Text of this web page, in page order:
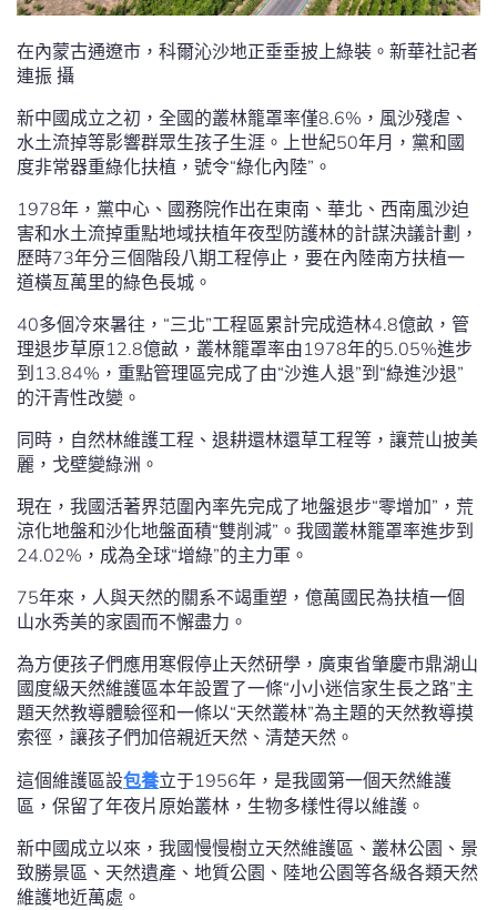
在內蒙古通遼市，科爾沁沙地正垂垂披上綠裝。新華社記者
連振 攝
新中國成立之初，全國的叢林籠罩率僅8.6%，風沙殘虐、
水土流掉等影響群眾生孩子生涯。上世紀50年月，黨和國
度非常器重綠化扶植，號令“綠化內陸”。
1978年，黨中心、國務院作出在東南、華北、西南風沙迫
害和水土流掉重點地域扶植年夜型防護林的計謀決議計劃，
歷時73年分三個階段八期工程停止，要在內陸南方扶植一
道橫亙萬里的綠色長城。
40多個冷來暑往，“三北”工程區累計完成造林4.8億畝，管
理退步草原12.8億畝，叢林籠罩率由1978年的5.05%進步
到13.84%，重點管理區完成了由“沙進人退”到“綠進沙退”
的汗青性改變。
同時，自然林維護工程、退耕還林還草工程等，讓荒山披美
麗，戈壁變綠洲。
現在，我國活著界范圍內率先完成了地盤退步“零增加”，荒
涼化地盤和沙化地盤面積“雙削減”。我國叢林籠罩率進步到
24.02%，成為全球“增綠”的主力軍。
75年來，人與天然的關系不竭重塑，億萬國民為扶植一個
山水秀美的家園而不懈盡力。
為方便孩子們應用寒假停止天然研學，廣東省肇慶市鼎湖山
國度級天然維護區本年設置了一條“小小迷信家生長之路”主
題天然教導體驗徑和一條以“天然叢林”為主題的天然教導摸
索徑，讓孩子們加倍親近天然、清楚天然。
這個維護區設包養立于1956年，是我國第一個天然維護
區，保留了年夜片原始叢林，生物多樣性得以維護。
新中國成立以來，我國慢慢樹立天然維護區、叢林公園、景
致勝景區、天然遺產、地質公園、陸地公園等各級各類天然
維護地近萬處。